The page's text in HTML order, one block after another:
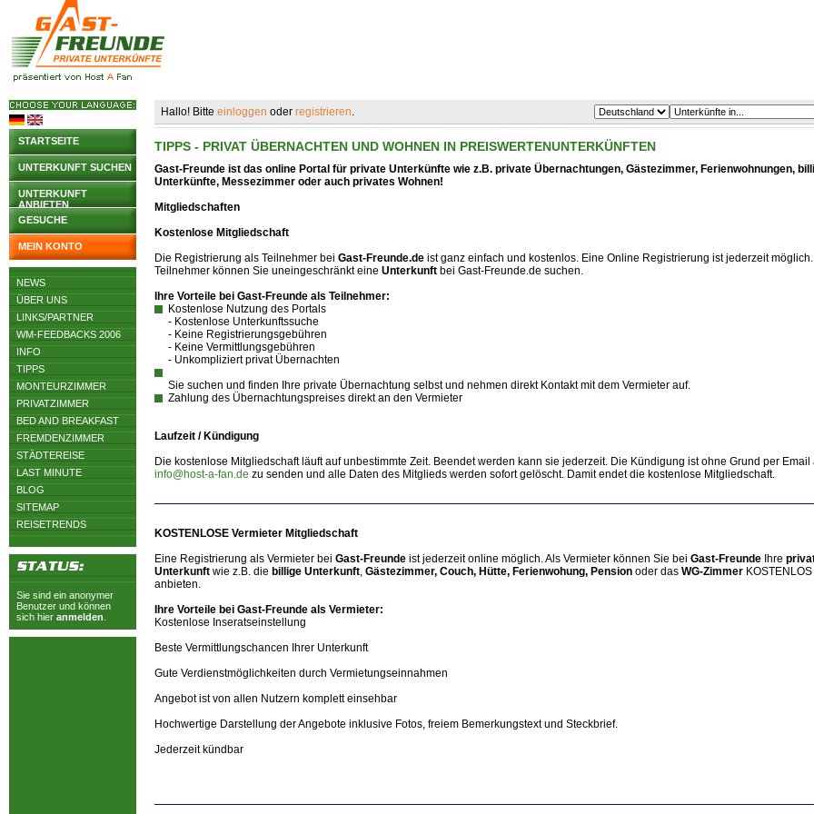
STARTSEITE
UNTERKUNFT SUCHEN
UNTERKUNFT
ANBIETEN
GESUCHE
MEIN KONTO
NEWS
ÜBER UNS
LINKS/PARTNER
WM-FEEDBACKS 2006
INFO
TIPPS
MONTEURZIMMER
PRIVATZIMMER
BED AND BREAKFAST
FREMDENZIMMER
STÄDTEREISE
LAST MINUTE
BLOG
SITEMAP
REISETRENDS
Sie sind ein anonymer
Benutzer und können
sich hier anmelden
Hallo! Bitte einloggen oder registrieren.
TIPPS - PRIVAT ÜBERNACHTEN UND WOHNEN IN PREISWERTENUNTERKÜNFTEN
Gast-Freunde ist das online Portal für private Unterkünfte wie z.B. private Übernachtungen, Gästezimmer, Ferienwohnungen,
Unterkünfte, Messezimmer oder auch privates Wohnen!
Mitgliedschaften
Kostenlose Mitgliedschaft
Die Registrierung als Teilnehmer bei Gast-Freunde.de ist ganz einfach und kostenlos. Eine Online Registrierung ist jederzeit möglich.
Teilnehmer können Sie uneingeschränkt eine Unterkunft bei Gast-Freunde.de suchen.
Ihre Vorteile bei Gast-Freunde als Teilnehmer:
Kostenlose Nutzung des Portals
- Kostenlose Unterkunftssuche
- Keine Registrierungsgebühren
- Keine Vermittlungsgebühren
- Unkompliziert privat Übernachten
Sie suchen und finden Ihre private Übernachtung selbst und nehmen direkt Kontakt mit dem Vermieter auf.
Zahlung des Übernachtungspreises direkt an den Vermieter
Laufzeit / Kündigung
Die kostenlose Mitgliedschaft läuft auf unbestimmte Zeit. Beendet werden kann sie jederzeit. Die Kündigung ist ohne Grund per Email
info@host-a-fan.de zu senden und alle Daten des Mitglieds werden sofort gelöscht. Damit endet die kostenlose Mitgliedschaft.
KOSTENLOSE Vermieter Mitgliedschaft
Eine Registrierung als Vermieter bei Gast-Freunde ist jederzeit online möglich. Als Vermieter können Sie bei Gast-Freunde Ihre
Unterkunft wie z.B. die billige Unterkunft, Gästezimmer, Couch, Hütte, Ferienwohung, Pension oder das WG-Zimmer KOSTENLOS
anbieten.
Ihre Vorteile bei Gast-Freunde als Vermieter:
Kostenlose Inseratseinstellung
Beste Vermittlungschancen Ihrer Unterkunft
Gute Verdienstmöglichkeiten durch Vermietungseinnahmen
Angebot ist von allen Nutzern komplett einsehbar
Hochwertige Darstellung der Angebote inklusive Fotos, freiem Bemerkungstext und Steckbrief.
Jederzeit kündbar